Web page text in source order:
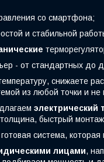
со смартфона;
и стабильной
- от стандартных до
снижаете
из любой точки и не
электрический
быстрый
система,
лицами,